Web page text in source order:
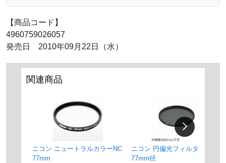
【商品コード】
4960759026057
発売日 2010年09月22日（水）
関連商品
ニコン ニュートラルカラーNC
77mm
ニコン 円偏光フィルターII
77mm径